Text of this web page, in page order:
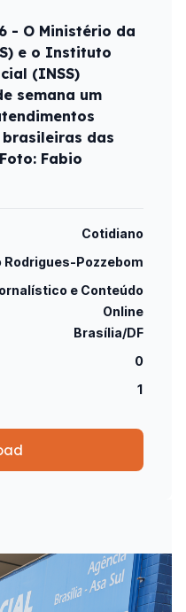
- O Ministério da
e o Instituto
(INSS)
semana um
brasileiras das
Fabio
Cotidiano
Rodrigues-Pozzebom
e Conteúdo
Online
Brasília/DF
0
1